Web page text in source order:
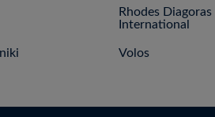
Rhodes Diagoras
International
Volos